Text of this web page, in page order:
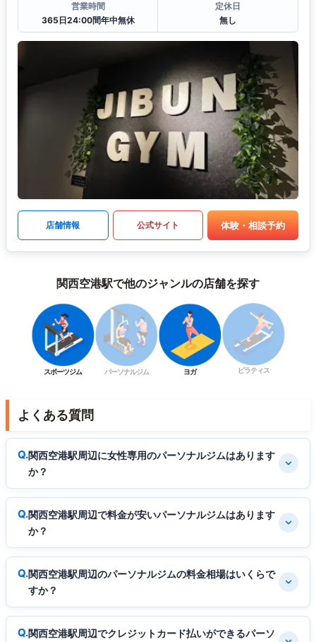
営業時間
365日24:00間年中無休
定休日
無し
店舗情報 公式サイト 体験・相談予約
関西空港駅で他のジャンルの店舗を探す
スポーツジム パーソナルジム ヨガ ピラティス
よくある質問
関西空港駅周辺に女性専用のパーソナルジムはあります
か？
関西空港駅周辺で料金が安いパーソナルジムはあります
か？
関西空港駅周辺のパーソナルジムの料金相場はいくらで
すか？
関西空港駅周辺でクレジットカード払いができるパーソ